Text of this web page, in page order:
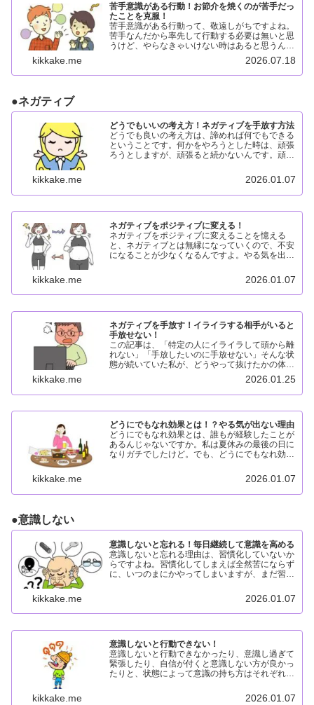
苦手意識がある行動！お節介を焼くのが苦手だっ
たことを克服！
苦手意識がある行動って、敬遠しがちですよね。
苦手なんだから率先して行動する必要は無いと思
うけど、やらなきゃいけない時はあると思うんで
すよ。その時のために普段から克服してやりたい
ことにしておきたいですよね。苦手意識がある行
動苦手意識があると、...
kikkake.me 2026.07.18
●ネガティブ
どうでもいいの考え方！ネガティブを手放す方法
どうでも良いの考え方は、諦めれば何でもできる
ということです。何かをやろうとした時は、頑張
ろうとしますが、頑張ると続かないんです。頑張
できるので続けることができるんですよ！どうで
kikkake.me 2026.01.07
ネガティブをポジティブに変える！
ネガティブをポジティブに変えることを憶える
と、ネガティブとは無縁になっていくので、不安
になることが少なくなるんですよ。やる気を出し
ジティブに変える！ネガティブをポジティブに変
kikkake.me 2026.01.07
ネガティブを手放す！イライラする相手がいると
手放せない！
この記事は、「特定の人にイライラして頭から離
れない」「手放したいのに手放せない」そんな状
態が続いていた私が、どうやって抜けたかの体験
談です。ネガティブを手放す理由ネガティブを手
放す理由は、 不安になるからです。なぜなら、
イライラするからです...
kikkake.me 2026.01.25
どうにでもなれ効果とは！？やる気が出ない理由
どうにでもなれ効果とは、誰もが経験したことが
あるんじゃないですか。私は夏休みの最後の日に
なりガチでしたけど。でも、どうにでもなれ効果
と思えるようになることが、何百倍も凄いことで
kikkake.me 2026.01.07
●意識しない
意識しないと忘れる！毎日継続して意識を高める
意識しないと忘れる理由は、習慣化していないか
らですよね。習慣化してしまえば全然苦にならず
に、いつのまにかやってしまいますが、まだ習慣
しておいた方がいいです。意識しないと忘れる理
kikkake.me 2026.01.07
意識しないと行動できない！
意識しないと行動できなかったり、意識し過ぎて
緊張したり、自信が付くと意識しない方が良かっ
たりと、状態によって意識の持ち方はそれぞれで
できないんですよ。意識しないと行動できない理
kikkake.me 2026.01.07